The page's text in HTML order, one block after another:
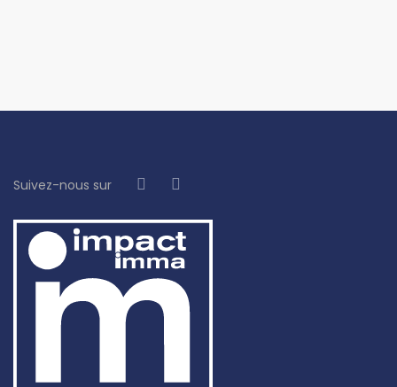
Suivez-nous sur